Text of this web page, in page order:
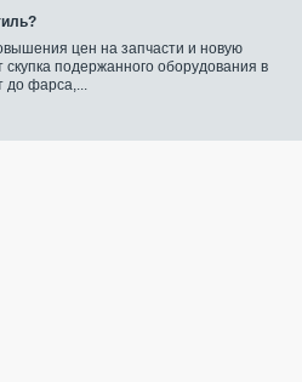
цен на запчасти и новую
подержанного оборудования в
до фарса,...